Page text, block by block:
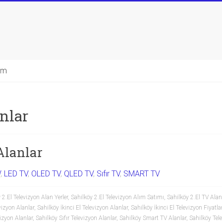
, LED TV, OLED TV, QLED TV, Sıfır TV, SMART TV
2.El Televizyon Alan Yerler, Sahilköy 2.El Televizyon Alım Satımı, Sahilköy 2.El TV Alan
Alanlar, Sahilköy İkinci El Televizyon Alanlar, Sahilköy İkinci El Televizyon
Alanlar, Sahilköy Sıfır Televizyon Alanlar, Sahilköy Smart TV Alanlar, Sahilköy